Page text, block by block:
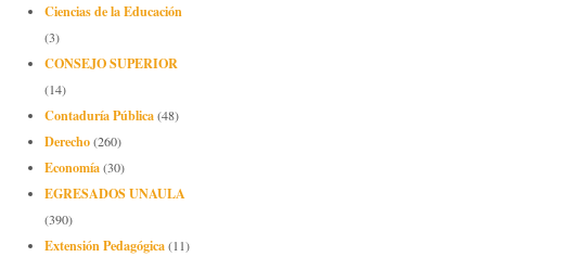
Ciencias de la Educación
(3)
CONSEJO SUPERIOR
(14)
Contaduría Pública(48)
Derecho(260)
Economía(30)
EGRESADOS UNAULA
(390)
Extensión Pedagógica(11)